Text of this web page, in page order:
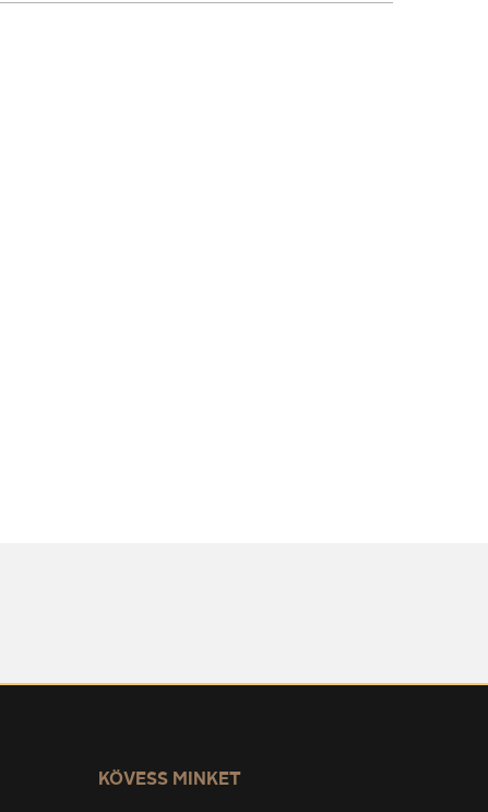
KÖVESS MINKET